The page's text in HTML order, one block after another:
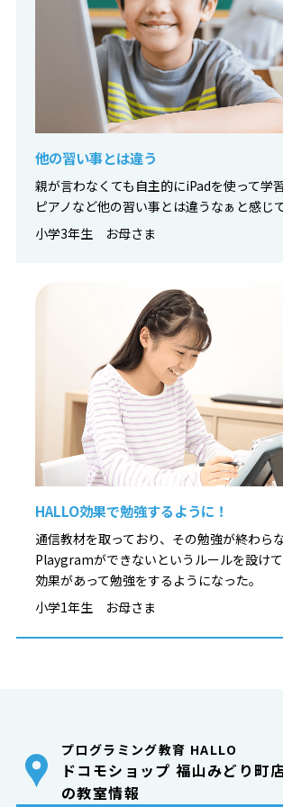
他の習い事とは違う
親が言わなくても自主的にiPadを使って学
ピアノなど他の習い事とは違うなぁと感じ
小学3年生 お母さま
HALLO効果で勉強するように！
通信教材を取っており、その勉強が終わら
Playgramができないというルールを設け
効果があって勉強をするようになった。
小学1年生 お母さま
プログラミング教育 HALLO
ドコモショップ 福山みどり町
の教室情報